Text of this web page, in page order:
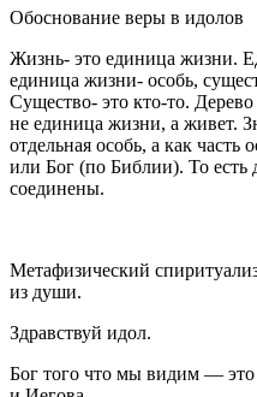
Обоснование веры в идолов
Жизнь- это единица жизни.
единица жизни- особь,
Существо- это кто-то.
не единица жизни, а живет.
отдельная особь, а как часть
или Бог (по Библии). То есть
соединены.
Метафизический
из души.
Здравствуй идол.
Бог того что мы видим —